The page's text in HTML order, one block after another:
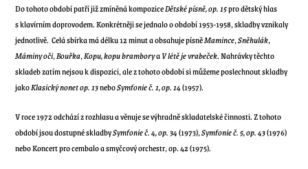
Do tohoto období patří již zmíněná kompoziceDětské písně, op. 15pro dětský hlas
s klavírním doprovodem. Konkrétněji se jednalo o období 1953-1958, skladby vznikaly
jednotlivě. Celá sbírka má délku 12 minut a obsahuje písněMamince,Sněhulák,
Máminy oči,Bouřka,Kopu, kopu bramboryaV létě je vrabeček. Nahrávky těchto
skladeb zatím nejsou k dispozici, ale z tohoto období si můžeme poslechnout skladby
jakoKlasický nonet op. 13neboSymfonie č. 1, op. 14(1957).
V roce 1972 odchází z rozhlasu a věnuje se výhradně skladatelské činnosti.Z tohoto
období jsou dostupné skladbySymfonie č. 4, op. 34(1973),Symfonie č. 5, op. 43(1976)
neboKoncert pro cembalo a smyčcový orchestr, op. 42(1975).